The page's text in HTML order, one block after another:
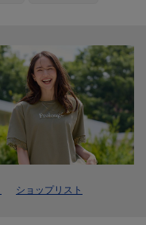
ショップリスト